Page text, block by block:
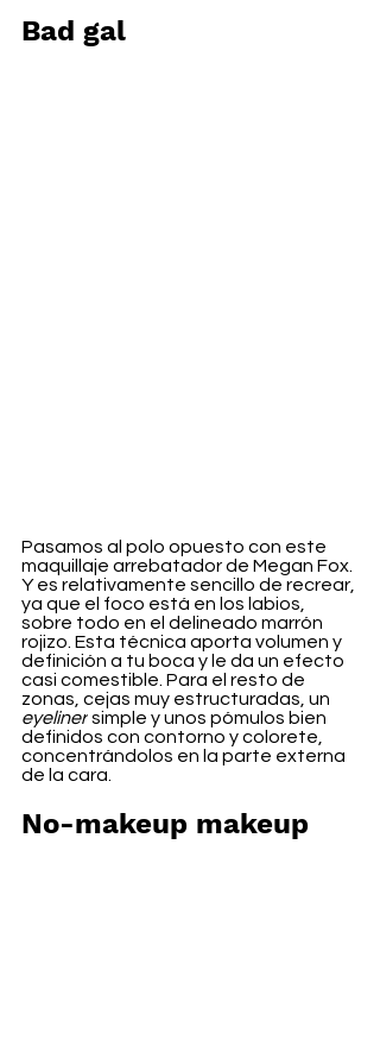
Bad gal
Pasamos al polo opuesto con este
maquillaje arrebatador de Megan Fox.
Y es relativamente sencillo de recrear,
ya que el foco está en los labios,
sobre todo en el delineado marrón
rojizo. Esta técnica aporta volumen y
definición a tu boca y le da un efecto
casi comestible. Para el resto de
zonas, cejas muy estructuradas, un
eyeliner simple y unos pómulos bien
definidos con contorno y colorete,
concentrándolos en la parte externa
de la cara.
No-makeup makeup